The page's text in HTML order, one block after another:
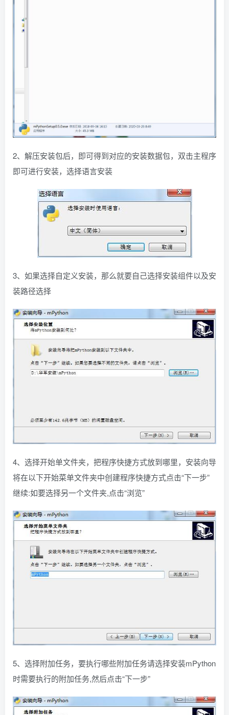
2、解压安装包后，即可得到对应的安装数据包，双击主程序
即可进行安装，选择语言安装
3、如果选择自定义安装，那么就要自己选择安装组件以及安
装路径选择
4、选择开始单文件夹，把程序快捷方式放到哪里，安装向导
将在以下开始菜单文件夹中创建程序快捷方式点击“下一步”
继续:如要选择另一个文件夹,点击“浏览”
5、选择附加任务，要执行哪些附加任务请选择安装mPython
时需要执行的附加任务,然后点击“下一步”